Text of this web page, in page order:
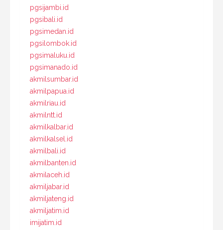
pgsijambi.id
pgsibali.id
pgsimedan.id
pgsilombok.id
pgsimaluku.id
pgsimanado.id
akmilsumbar.id
akmilpapua.id
akmilriau.id
akmilntt.id
akmilkalbar.id
akmilkalsel.id
akmilbali.id
akmilbanten.id
akmilaceh.id
akmiljabar.id
akmiljateng.id
akmiljatim.id
imijatim.id